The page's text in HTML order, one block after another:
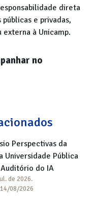
direta
e privadas,
à Unicamp.
no
Perspectivas da
Universidade Pública
do IA
de 2026.
08/2026